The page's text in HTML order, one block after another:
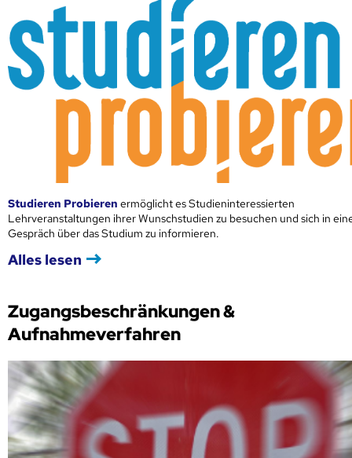
Studieren Probieren ermöglicht es Studieninteressierten
Lehrveranstaltungen ihrer Wunschstudien zu besuchen und sich in
Gespräch über das Studium zu informieren.
Alles lesen
Zugangsbeschränkungen &
Aufnahmeverfahren